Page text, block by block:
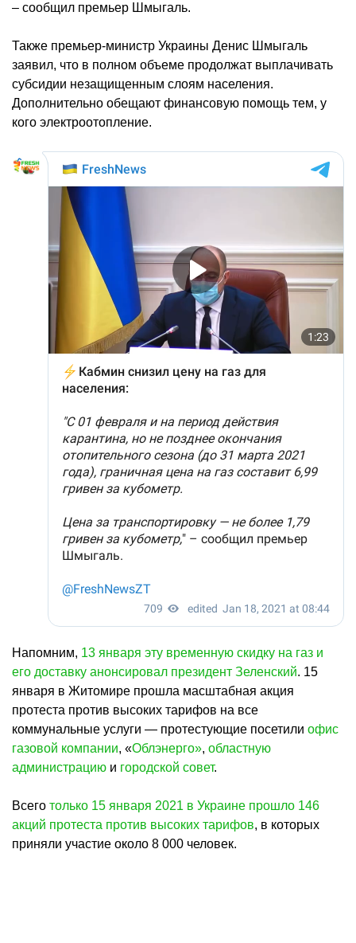
– сообщил премьер Шмыгаль.
Также премьер-министр Украины Денис Шмыгаль
заявил, что в полном объеме продолжат выплачивать
субсидии незащищенным слоям населения.
Дополнительно обещают финансовую помощь тем, у
кого электроотопление.
Напомним, 13 января эту временную скидку на газ и
его доставку анонсировал президент Зеленский. 15
января в Житомире прошла масштабная акция
протеста против высоких тарифов на все
коммунальные услуги — протестующие посетили офис
газовой компании, «Облэнерго», областную
администрацию и городской совет.
Всего только 15 января 2021 в Украине прошло 146
акций протеста против высоких тарифов, в которых
приняли участие около 8 000 человек.